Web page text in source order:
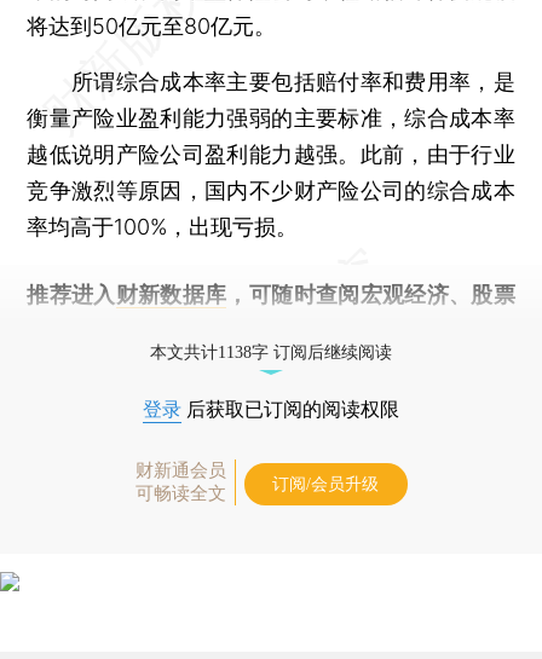
将达到50亿元至80亿元。
所谓综合成本率主要包括赔付率和费用率，是
衡量产险业盈利能力强弱的主要标准，综合成本率
越低说明产险公司盈利能力越强。此前，由于行业
竞争激烈等原因，国内不少财产险公司的综合成本
率均高于100%，出现亏损。
推荐进入 财新数据库 ，可随时查阅宏观经济、股票
本文共计1138字 订阅后继续阅读
登录 后获取已订阅的阅读权限
财新通会员
可畅读全文
订阅/会员升级